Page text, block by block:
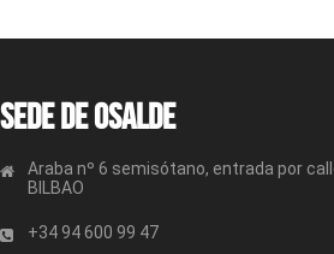
Sede de OSALDE
Araba nº 6 semisótano, entrada por
BILBAO
+34 94 600 99 47